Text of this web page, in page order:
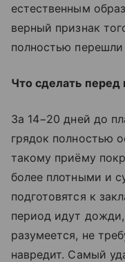
естественным
верный признак
полностью перешли
Что сделать перед
За 14−20 дней до
грядок полностью
такому приёму
более плотными и
подготовятся к
период идут
разумеется, не
навредит. Самый